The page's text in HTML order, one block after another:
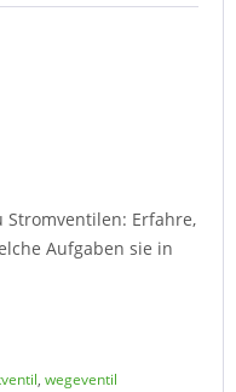
Stromventilen: Erfahre,
Aufgaben sie in
, wegeventil